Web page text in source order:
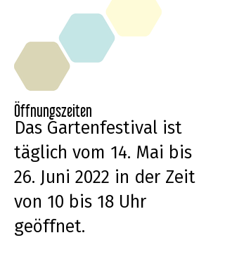
Öffnungszeiten
Das Gartenfestival ist
täglich vom 14. Mai bis
26. Juni 2022 in der Zeit
von 10 bis 18 Uhr
geöffnet.